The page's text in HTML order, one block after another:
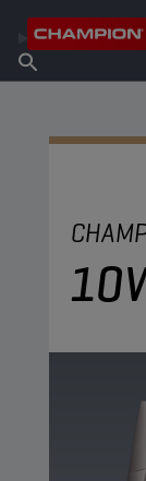
À propos de
Trouver un point de